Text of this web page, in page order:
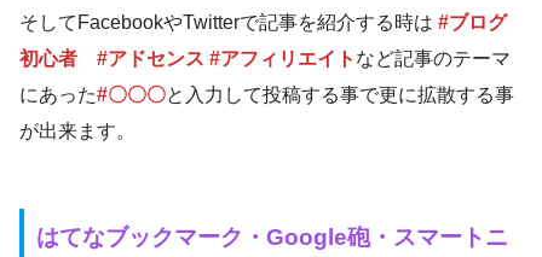
そしてFacebookやTwitterで記事を紹介する時は #ブログ
初心者
#アドセンス #アフィリエイト など記事のテーマ
にあった#〇〇〇と入力して投稿する事で更に拡散する事
が出来ます。
はてなブックマーク・Google砲・スマートニ